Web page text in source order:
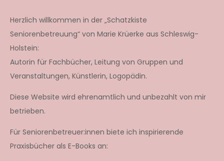
Herzlich willkommen in der „Schatzkiste
Seniorenbetreuung“ von Marie Krüerke aus Schleswig-
Holstein:
Autorin für Fachbücher, Leitung von Gruppen und
Veranstaltungen, Künstlerin, Logopädin.
Diese Website wird ehrenamtlich und unbezahlt von mir
betrieben.
Für Seniorenbetreuer:innen biete ich inspirierende
Praxisbücher als E-Books an: